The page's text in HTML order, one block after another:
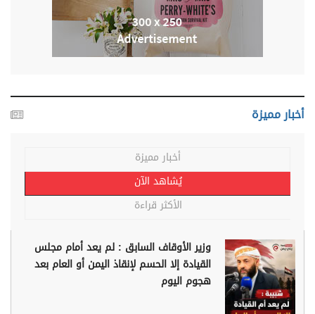
أخبار مميزة
أخبار مميزة
يُشاهد الآن
الأكثر قراءة
وزير الأوقاف السابق : لم يعد أمام مجلس
القيادة إلا الحسم لإنقاذ اليمن أو العام بعد
هجوم اليوم